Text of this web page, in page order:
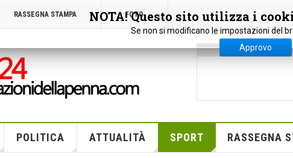
RASSEGNA STAMPA FOTO
NOTA! Questo sito utilizza i
Se non si modificano le impostazioni del
Approvo
POLITICA ATTUALITÀ SPORT RASSEGNA